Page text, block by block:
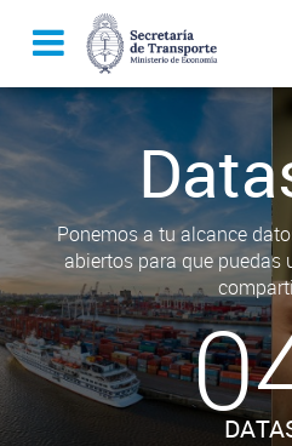
Ponemos a tu alcance
abiertos para que puedas